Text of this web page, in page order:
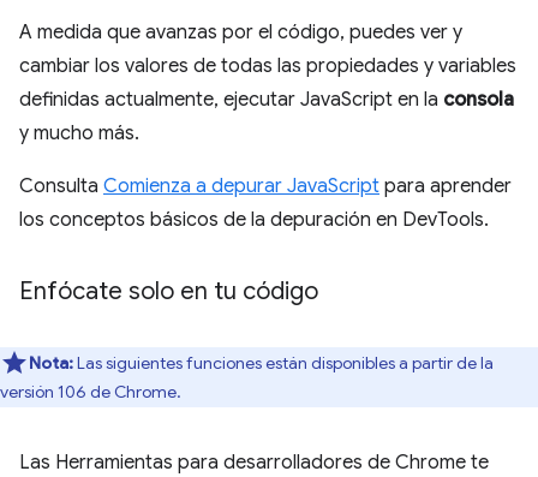
A medida que avanzas por el código, puedes ver y
cambiar los valores de todas las propiedades y variables
definidas actualmente, ejecutar JavaScript en la consola
y mucho más.
Consulta Comienza a depurar JavaScript para aprender
los conceptos básicos de la depuración en DevTools.
Enfócate solo en tu código
Nota:Las siguientes funciones están disponibles a partir de la
versión 106 de Chrome.
Las Herramientas para desarrolladores de Chrome te